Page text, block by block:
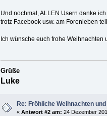
Und nochmal, ALLEN Usern danke
trotz Facebook usw. am Forenleben
Ich wünsche euch frohe Weihnachten
Grüße
Luke
Re: Fröhliche Weihnachten
«Antwort #2 am: 24 Dezember